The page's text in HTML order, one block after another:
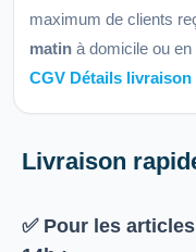
maximum de clients
matin à domicile ou en
CGV Détails
Livraison
✅ Pour les articles